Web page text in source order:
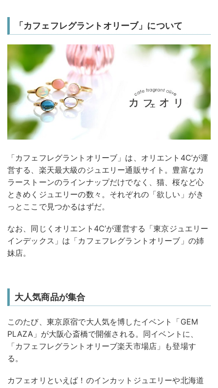
「カフェフレグラントオリーブ」について
「カフェフレグラントオリーブ」は、オリエント4C’が運
営する、楽天最大級のジュエリー通販サイト。豊富なカ
ラーストーンのラインナップだけでなく、猫、桜など心
ときめくジュエリーの数々。それぞれの「欲しい」がき
っとここで見つかるはずだ。
なお、同じくオリエント4C’が運営する「東京ジュエリー
インデックス」は「カフェフレグラントオリーブ」の姉
妹店。
大人気商品が集合
このたび、東京原宿で大人気を博したイベント「GEM
PLAZA」が大阪心斎橋で開催される。同イベントに、
「カフェフレグラントオリーブ楽天市場店」も登場す
る。
カフェオリといえば！のインカットジュエリーや北海道